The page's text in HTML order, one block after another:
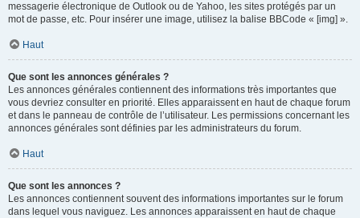
messagerie électronique de Outlook ou de Yahoo, les sites protégés par un
mot de passe, etc. Pour insérer une image, utilisez la balise BBCode « [img] ».
Haut
Que sont les annonces générales ?
Les annonces générales contiennent des informations très importantes que
vous devriez consulter en priorité. Elles apparaissent en haut de chaque forum
et dans le panneau de contrôle de l’utilisateur. Les permissions concernant les
annonces générales sont définies par les administrateurs du forum.
Haut
Que sont les annonces ?
Les annonces contiennent souvent des informations importantes sur le forum
dans lequel vous naviguez. Les annonces apparaissent en haut de chaque